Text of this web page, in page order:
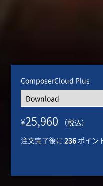
ComposerCloud Plus
¥25,960 （税込）
注文完了後に236 ポイン